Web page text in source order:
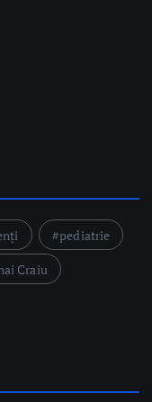
cu organizațiile
privind modificarea
26 august
semnate în
investițiilor în
țesuturi la Bistrița și